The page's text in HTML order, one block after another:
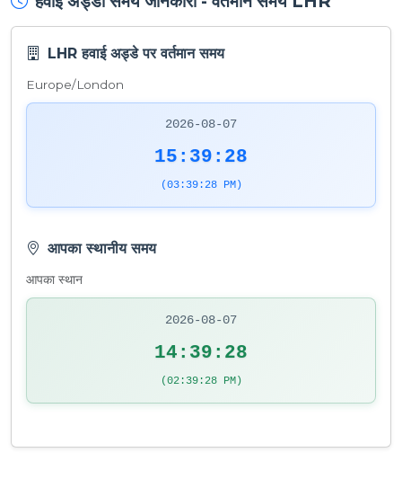
LHR हवाई अड्डे पर वर्तमान समय
Europe/London
2026-08-07
15:39:28
(03:39:28 PM)
आपका स्थानीय समय
आपका स्थान
2026-08-07
14:39:28
(02:39:28 PM)